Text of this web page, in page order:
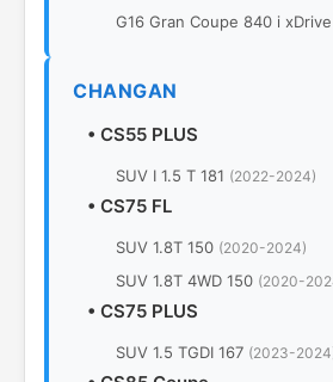
G16 Gran Coupe 840 i xDrive
CHANGAN
• CS55 PLUS
SUV I 1.5 T 181 (2022-2024)
• CS75 FL
SUV 1.8T 150 (2020-2024)
SUV 1.8T 4WD 150 (2020-
• CS75 PLUS
SUV 1.5 TGDI 167 (2023-